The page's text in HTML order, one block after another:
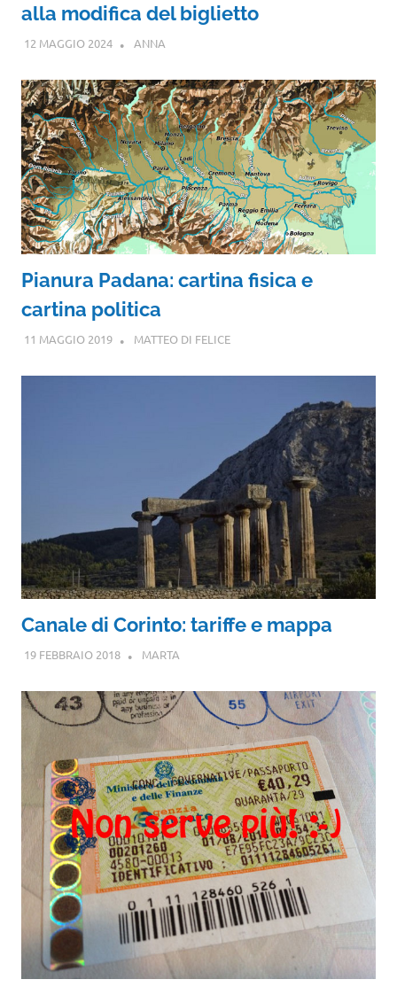
alla modifica del biglietto
12 MAGGIO 2024 ANNA
Pianura Padana: cartina fisica e
cartina politica
11 MAGGIO 2019 MATTEO DI FELICE
Canale di Corinto: tariffe e mappa
19 FEBBRAIO 2018 MARTA